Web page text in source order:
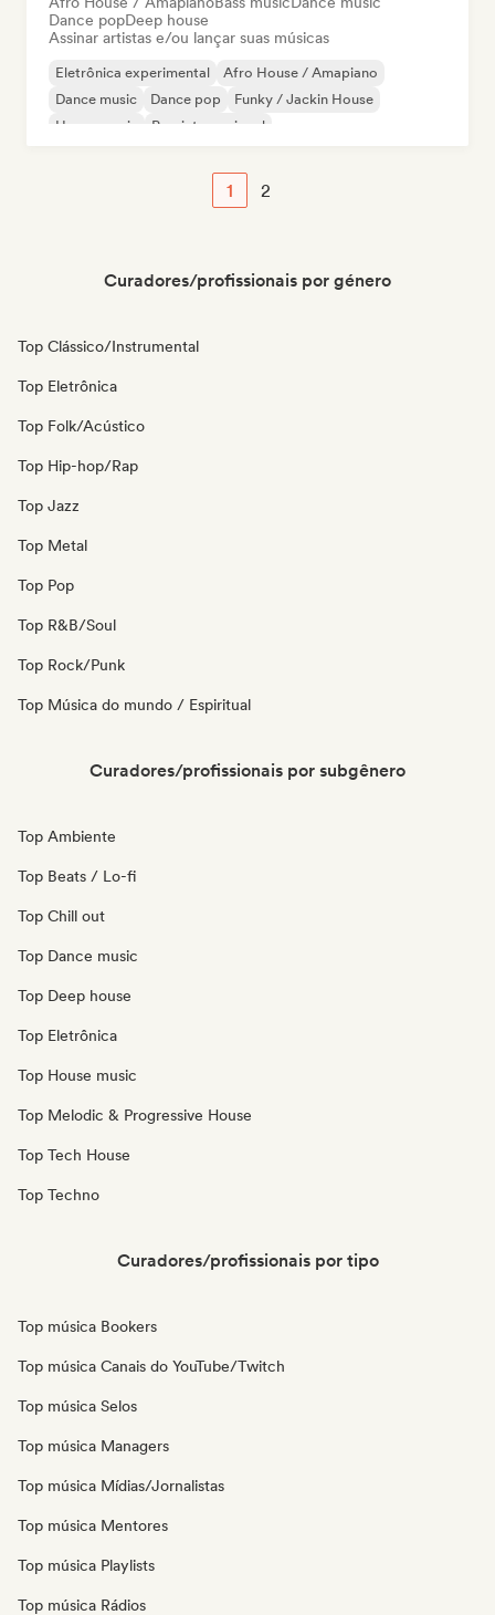
Dance popDeep house
Assinar artistas e/ou lançar suas músicas
Eletrônica experimental
Afro House / Amapiano
Dance music
Dance pop
Funky / Jackin House
House music
Pop internacional
1 2
Curadores/profissionais por género
Top Clássico/Instrumental
Top Eletrônica
Top Folk/Acústico
Top Hip-hop/Rap
Top Jazz
Top Metal
Top Pop
Top R&B/Soul
Top Rock/Punk
Top Música do mundo / Espiritual
Curadores/profissionais por subgênero
Top Ambiente
Top Beats / Lo-fi
Top Chill out
Top Dance music
Top Deep house
Top Eletrônica
Top House music
Top Melodic & Progressive House
Top Tech House
Top Techno
Curadores/profissionais por tipo
Top música Bookers
Top música Canais do YouTube/Twitch
Top música Selos
Top música Managers
Top música Mídias/Jornalistas
Top música Mentores
Top música Playlists
Top música Rádios